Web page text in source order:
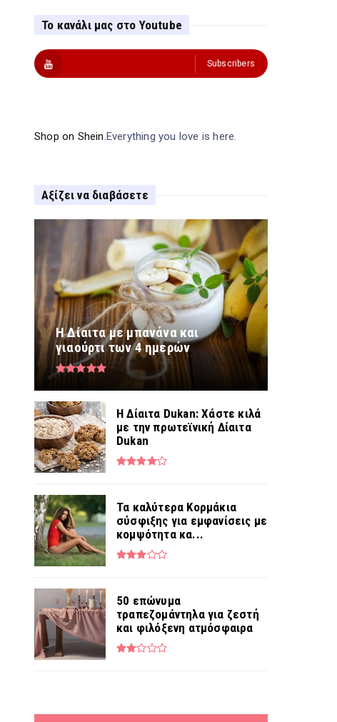
Το κανάλι μας στο Youtube
Subscribers
Shop on Shein.Everything you love is here.
Αξίζει να διαβάσετε
Η Δίαιτα με μπανάνα και
γιαούρτι των 4 ημερών
Η Δίαιτα Dukan: Χάστε κιλά
με την πρωτεϊνική Δίαιτα
Dukan
Τα καλύτερα Κορμάκια
σύσφιξης για εμφανίσεις με
κομψότητα κα...
50 επώνυμα
τραπεζομάντηλα για ζεστή
και φιλόξενη ατμόσφαιρα